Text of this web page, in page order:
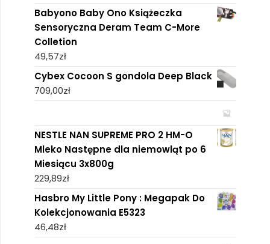
Babyono Baby Ono Książeczka
Sensoryczna Deram Team C-More
Colletion
49,57zł
Cybex Cocoon S gondola Deep Black
709,00zł
NESTLE NAN SUPREME PRO 2 HM-O
Mleko Następne dla niemowląt po 6
Miesiącu 3x800g
229,89zł
Hasbro My Little Pony : Megapak Do
Kolekcjonowania E5323
46,48zł